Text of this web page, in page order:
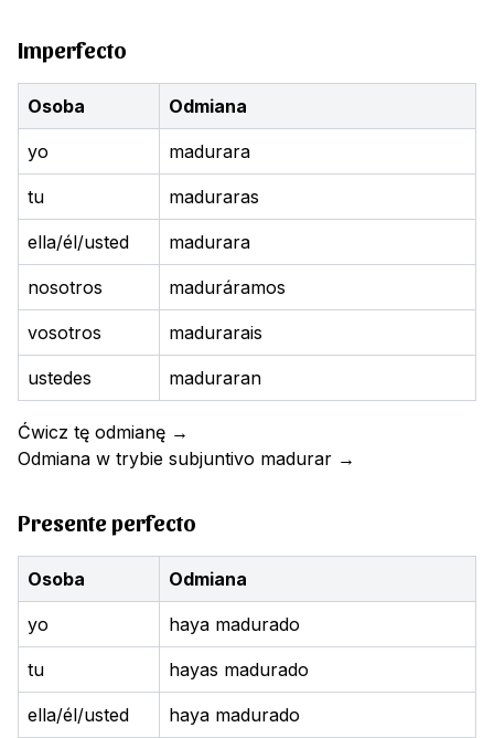
Imperfecto
Osoba Odmiana
yo madurara
tu maduraras
ella/él/usted madurara
nosotros maduráramos
vosotros madurarais
ustedes maduraran
Ćwicz tę odmianę →
Odmiana w trybie subjuntivo madurar →
Presente perfecto
Osoba Odmiana
yo haya madurado
tu hayas madurado
ella/él/usted haya madurado